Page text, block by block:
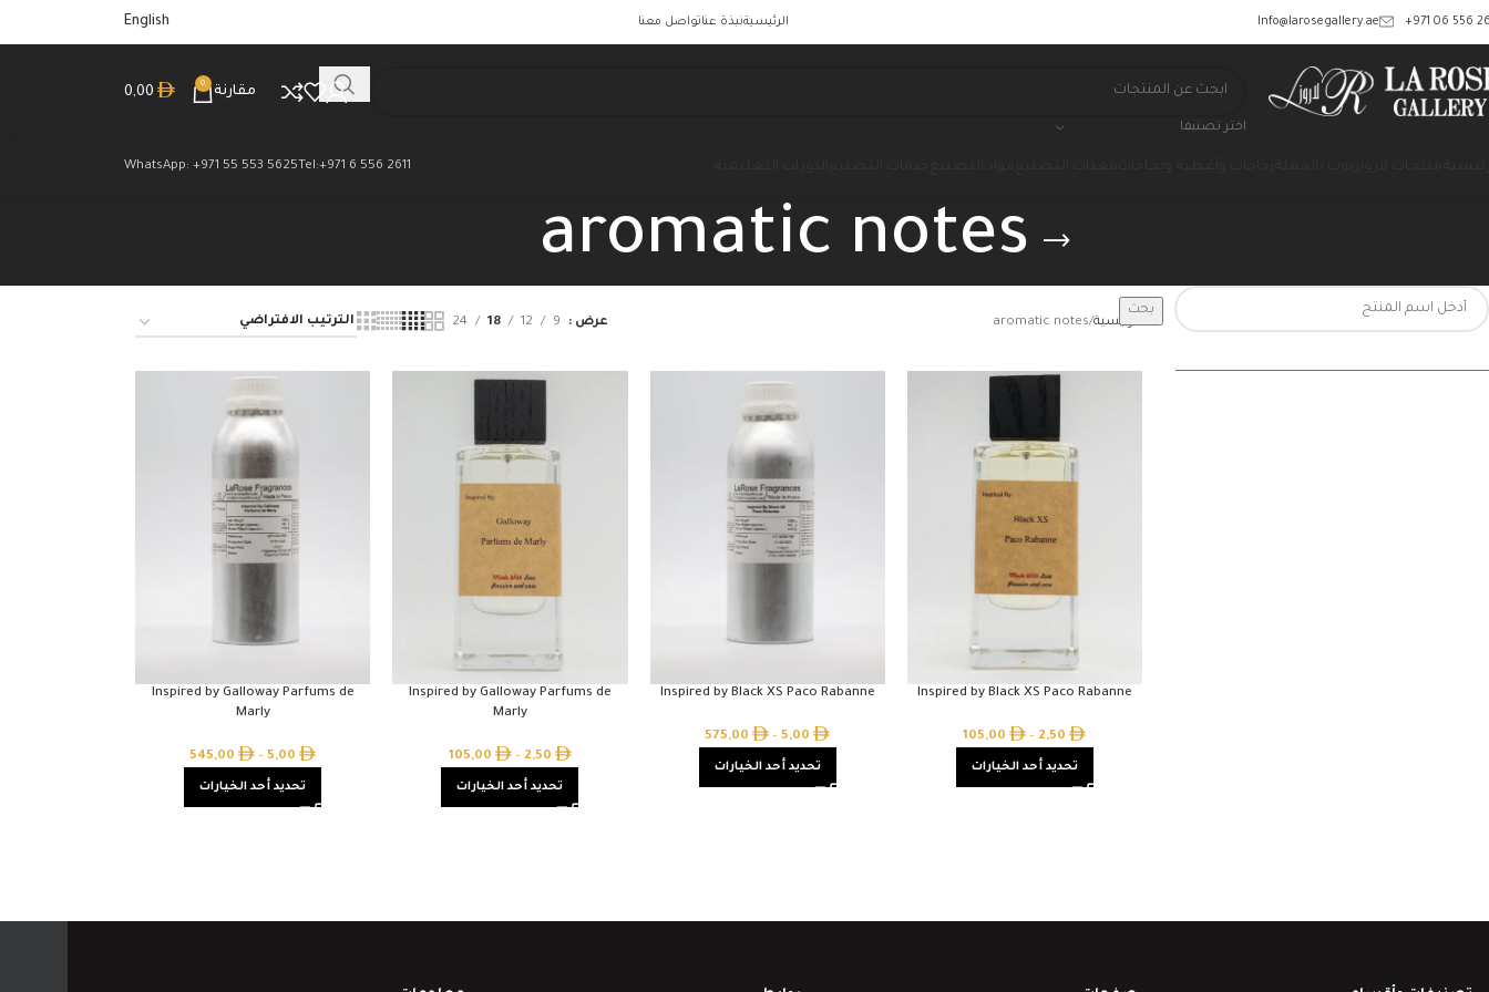
‎+971 06 556
Info@larosegallery.ae الرئيسيةنبذة عناتواصل معنا English
اختر تصنيفا
مقارنة
0
0,00
Tel:+971 6 556 2611
WhatsApp: +971 55 553 5625
aromatic notes
بحث
الرئيسية aromatic notes عرض 9
12
18
24
Inspired by Black XS Paco Rabanne
2,50
–
105,00
تحديد أحد الخيارات
Inspired by Black XS Paco Rabanne
5,00
–
575,00
تحديد أحد الخيارات
Inspired by Galloway Parfums de
Marly
2,50
–
105,00
تحديد أحد الخيارات
Inspired by Galloway Parfums de
Marly
5,00
–
545,00
تحديد أحد الخيارات